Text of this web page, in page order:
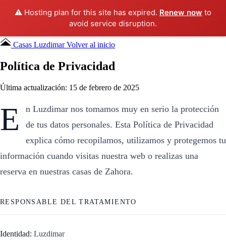
⚠️ Hosting plan for this site has expired. Renew now to
avoid service disruption.
Casas LuzdimarVolver al inicio
Política de Privacidad
Última actualización: 15 de febrero de 2025
E
n Luzdimar nos tomamos muy en serio la protección
de tus datos personales. Esta Política de Privacidad
explica cómo recopilamos, utilizamos y protegemos tu
información cuando visitas nuestra web o realizas una
reserva en nuestras casas de Zahora.
RESPONSABLE DEL TRATAMIENTO
Identidad: Luzdimar